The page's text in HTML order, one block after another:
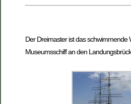
Der Dreimaster ist das schwimmende
Museumsschiff an den